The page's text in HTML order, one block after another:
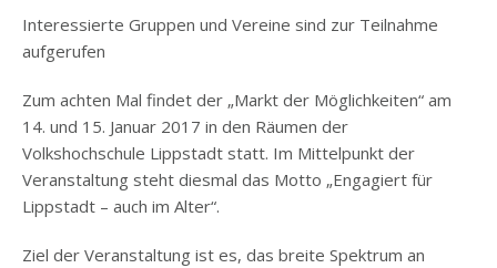
Interessierte Gruppen und Vereine sind zur Teilnahme
aufgerufen
Zum achten Mal findet der „Markt der Möglichkeiten“ am
14. und 15. Januar 2017 in den Räumen der
Volkshochschule Lippstadt statt. Im Mittelpunkt der
Veranstaltung steht diesmal das Motto „Engagiert für
Lippstadt – auch im Alter“.
Ziel der Veranstaltung ist es, das breite Spektrum an